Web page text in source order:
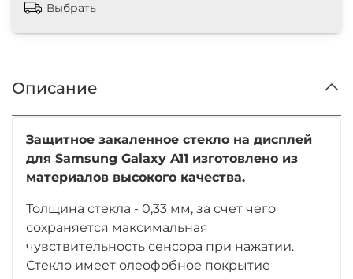
Выбрать
Описание
Защитное закаленное стекло на дисплей
для Samsung Galaxy A11 изготовлено из
материалов высокого качества.
Толщина стекла - 0,33 мм, за счет чего
сохраняется максимальная
чувствительность сенсора при нажатии.
Стекло имеет олеофобное покрытие